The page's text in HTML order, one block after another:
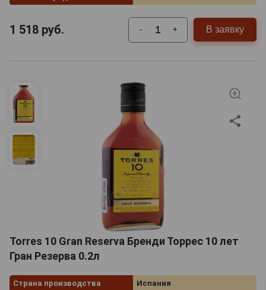
1 518 руб. - + В заявку
Torres 10 Gran Reserva Бренди Торрес 10 лет
Гран Резерва 0.2л
Страна производства
Испания